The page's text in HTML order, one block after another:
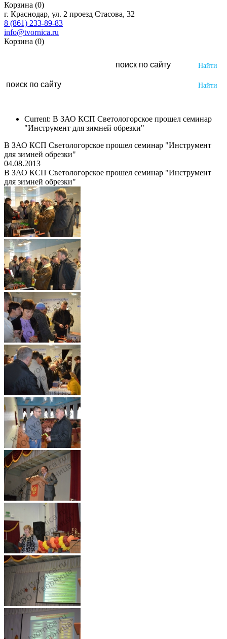
Корзина (0)
г. Краснодар, ул. 2 проезд Стасова, 32
8 (861) 233-89-83
info@tvornica.ru
Корзина (0)
Current: В ЗАО КСП Светологорское прошел семинар
"Инструмент для зимней обрезки"
В ЗАО КСП Светологорское прошел семинар "Инструмент
для зимней обрезки"
04.08.2013
В ЗАО КСП Светологорское прошел семинар "Инструмент
для зимней обрезки"